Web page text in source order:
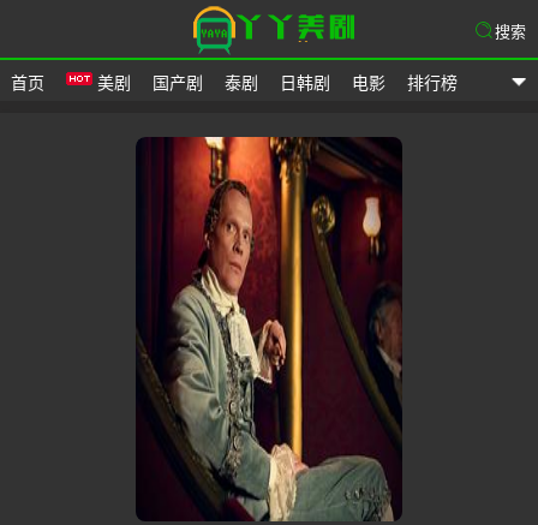
首页 美剧 国产剧 泰剧 日韩剧 电影 排行榜
搜索